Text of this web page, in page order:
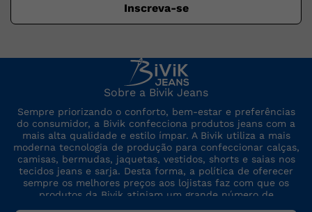
Inscreva-se
Sobre a Bivik Jeans
Sempre priorizando o conforto, bem-estar e preferências
do consumidor, a Bivik confecciona produtos jeans com a
mais alta qualidade e estilo ímpar. A Bivik utiliza a mais
moderna tecnologia de produção para confeccionar calças,
camisas, bermudas, jaquetas, vestidos, shorts e saias nos
tecidos jeans e sarja. Desta forma, a política de oferecer
sempre os melhores preços aos lojistas faz com que os
produtos da Bivik atinjam um grande número de